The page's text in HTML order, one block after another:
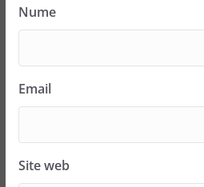
Nume
Email
Site web